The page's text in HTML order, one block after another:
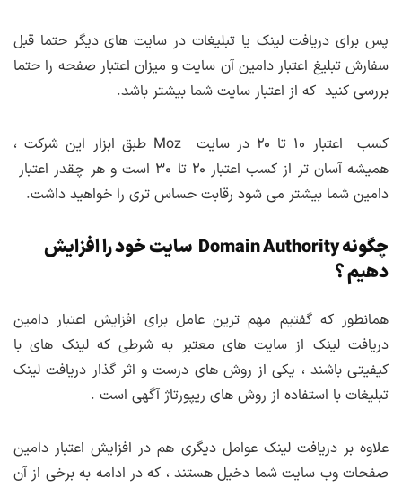
پس برای دریافت لینک یا تبلیغات در سایت های دیگر حتما قبل
سفارش تبلیغ اعتبار دامین آن سایت و میزان اعتبار صفحه را حتما
بررسی کنید که از اعتبار سایت شما بیشتر باشد.
کسب اعتبار ۱۰ تا ۲۰ در سایت Moz طبق ابزار این شرکت ،
همیشه آسان تر از کسب اعتبار ۲۰ تا ۳۰ است و هر چقدر اعتبار
دامین شما بیشتر می شود رقابت حساس تری را خواهید داشت.
چگونه Domain Authority سایت خود را افزایش
دهیم ؟
همانطور که گفتیم مهم ترین عامل برای افزایش اعتبار دامین
دریافت لینک از سایت های معتبر به شرطی که لینک های با
کیفیتی باشند ، یکی از روش های درست و اثر گذار دریافت لینک
تبلیغات با استفاده از روش های ریپورتاژ آگهی است .
علاوه بر دریافت لینک عوامل دیگری هم در افزایش اعتبار دامین
صفحات وب سایت شما دخیل هستند ، که در ادامه به برخی از آن